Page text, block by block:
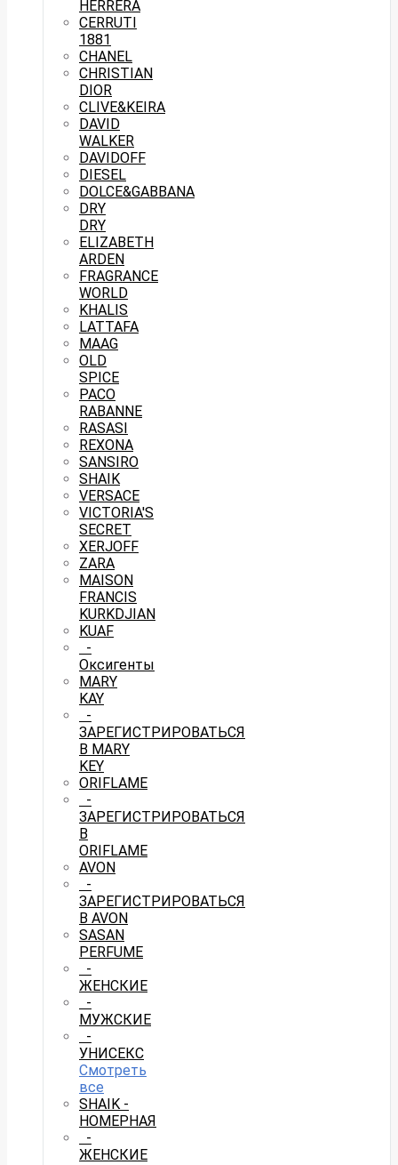
HERRERA
CERRUTI
1881
CHANEL
CHRISTIAN
DIOR
CLIVE&KEIRA
DAVID
WALKER
DAVIDOFF
DIESEL
DOLCE&GABBANA
DRY
DRY
ELIZABETH
ARDEN
FRAGRANCE
WORLD
KHALIS
LATTAFA
MAAG
OLD
SPICE
PACO
RABANNE
RASASI
REXONA
SANSIRO
SHAIK
VERSACE
VICTORIA'S
SECRET
XERJOFF
ZARA
MAISON
FRANCIS
KURKDJIAN
KUAF
-
Оксигенты
MARY
KAY
-
ЗАРЕГИСТРИРОВАТЬСЯ
В MARY
KEY
ORIFLAME
-
ЗАРЕГИСТРИРОВАТЬСЯ
В
ORIFLAME
AVON
-
ЗАРЕГИСТРИРОВАТЬСЯ
В AVON
SASAN
PERFUME
-
ЖЕНСКИЕ
-
МУЖСКИЕ
-
УНИСЕКС
Смотреть
все
SHAIK -
НОМЕРНАЯ
-
ЖЕНСКИЕ